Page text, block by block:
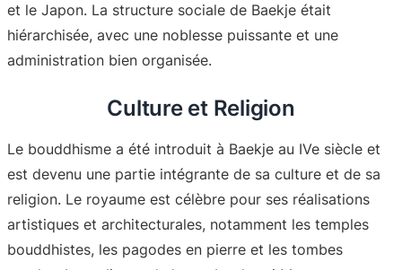
et le Japon. La structure sociale de Baekje était
hiérarchisée, avec une noblesse puissante et une
administration bien organisée.
Culture et Religion
Le bouddhisme a été introduit à Baekje au IVe siècle et
est devenu une partie intégrante de sa culture et de sa
religion. Le royaume est célèbre pour ses réalisations
artistiques et architecturales, notamment les temples
bouddhistes, les pagodes en pierre et les tombes